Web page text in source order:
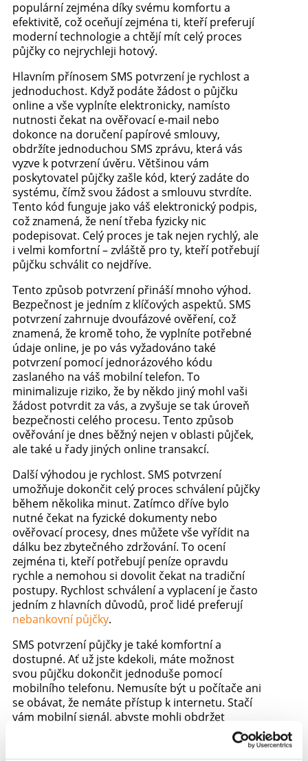
populární zejména díky svému komfortu a
efektivitě, což oceňují zejména ti, kteří preferují
moderní technologie a chtějí mít celý proces
půjčky co nejrychleji hotový.
Hlavním přínosem SMS potvrzení je rychlost a
jednoduchost. Když podáte žádost o půjčku
online a vše vyplníte elektronicky, namísto
nutnosti čekat na ověřovací e-mail nebo
dokonce na doručení papírové smlouvy,
obdržíte jednoduchou SMS zprávu, která vás
vyzve k potvrzení úvěru. Většinou vám
poskytovatel půjčky zašle kód, který zadáte do
systému, čímž svou žádost a smlouvu stvrdíte.
Tento kód funguje jako váš elektronický podpis,
což znamená, že není třeba fyzicky nic
podepisovat. Celý proces je tak nejen rychlý, ale
i velmi komfortní – zvláště pro ty, kteří potřebují
půjčku schválit co nejdříve.
Tento způsob potvrzení přináší mnoho výhod.
Bezpečnost je jedním z klíčových aspektů. SMS
potvrzení zahrnuje dvoufázové ověření, což
znamená, že kromě toho, že vyplníte potřebné
údaje online, je po vás vyžadováno také
potvrzení pomocí jednorázového kódu
zaslaného na váš mobilní telefon. To
minimalizuje riziko, že by někdo jiný mohl vaši
žádost potvrdit za vás, a zvyšuje se tak úroveň
bezpečnosti celého procesu. Tento způsob
ověřování je dnes běžný nejen v oblasti půjček,
ale také u řady jiných online transakcí.
Další výhodou je rychlost. SMS potvrzení
umožňuje dokončit celý proces schválení půjčky
během několika minut. Zatímco dříve bylo
nutné čekat na fyzické dokumenty nebo
ověřovací procesy, dnes můžete vše vyřídit na
dálku bez zbytečného zdržování. To ocení
zejména ti, kteří potřebují peníze opravdu
rychle a nemohou si dovolit čekat na tradiční
postupy. Rychlost schválení a vyplacení je často
jedním z hlavních důvodů, proč lidé preferují
nebankovní půjčky.
SMS potvrzení půjčky je také komfortní a
dostupné. Ať už jste kdekoli, máte možnost
svou půjčku dokončit jednoduše pomocí
mobilního telefonu. Nemusíte být u počítače ani
se obávat, že nemáte přístup k internetu. Stačí
vám mobilní signál, abyste mohli obdržet
potvrzovací SMS zprávu. Tento přístup je velmi